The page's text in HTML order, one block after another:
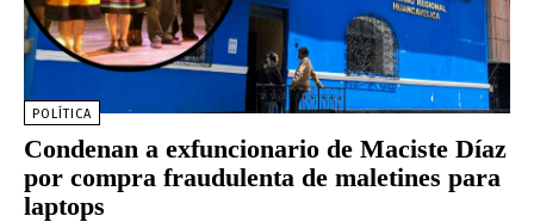
POLÍTICA
Condenan a exfuncionario de Maciste Díaz
por compra fraudulenta de maletines para
laptops